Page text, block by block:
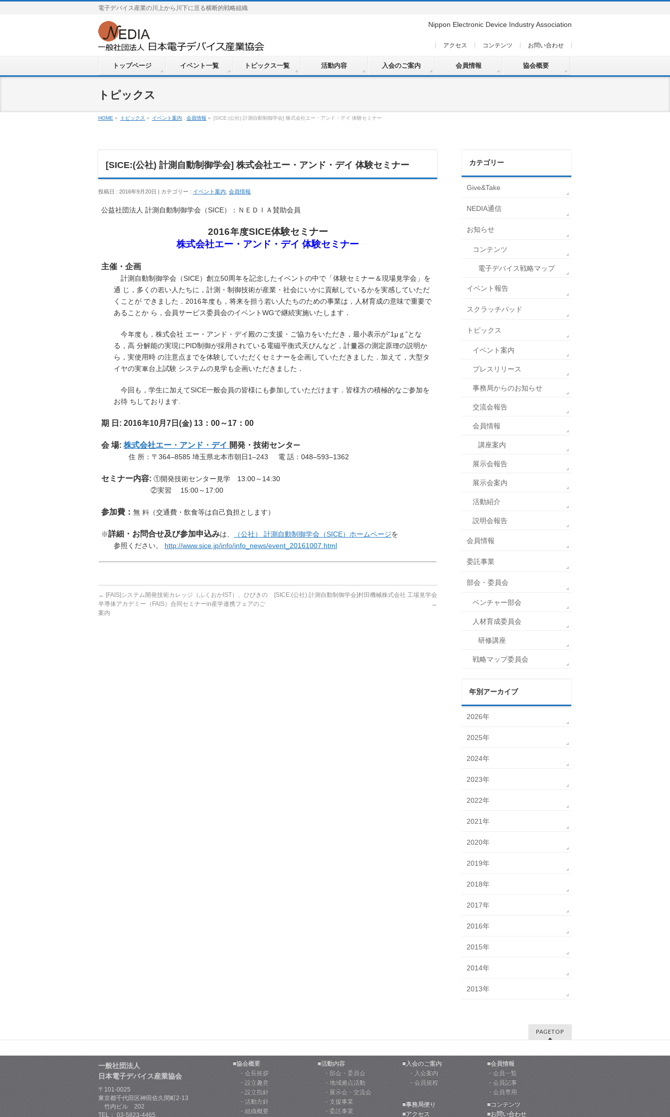
電子デバイス産業の川上から川下に亘る横断的戦略組織
Nippon Electronic Device Industry Association
アクセス コンテンツ お問い合わせ
トップページ イベント一覧 トピックス一覧 活動内容 入会のご案内 会員情報 協会概要
トピックス
HOME » トピックス » イベント案内 会員情報 » [SICE:(公社) 計測自動制御学会] 株式会社エー・アンド・デイ 体験セミナー
[SICE:(公社) 計測自動制御学会] 株式会社エー・アンド・デイ 体験セミナー
投稿日 : 2016年9月20日 | カテゴリー : イベント案内 会員情報
公益社団法人 計測自動制御学会（SICE）：ＮＥＤＩＡ賛助会員
2016年度SICE体験セミナー
株式会社エー・アンド・デイ 体験セミナー
主催・企画
計測自動制御学会（SICE）創立50周年を記念したイベントの中で「体験セミナー＆現場見学会」を
通 じ，多くの若い人たちに，計測・制御技術が産業・社会にいかに貢献しているかを実感していただ
くことが できました．2016年度も，将来を担う若い人たちのための事業は，人材育成の意味で重要で
あることか ら，会員サービス委員会のイベントWGで継続実施いたします．
今年度も，株式会社 エー・アンド・デイ殿のご支援・ご協力をいただき，最小表示が“1μｇ”とな
る，高 分解能の実現にPID制御が採用されている電磁平衡式天びんなど，計量器の測定原理の説明か
ら，実使用時 の注意点までを体験していただくセミナーを企画していただきました．加えて，大型タ
イヤの実車台上試験 システムの見学も企画いただきました．
今回も，学生に加えてSICE一般会員の皆様にも参加していただけます．皆様方の積極的なご参加を
お待 ちしております.
期 日: 2016年10月7日(金) 13：00～17：00
会 場: 株式会社エー ・ アン ド ・ デイ 開発 ・ 技術センター
住 所：〒364‒8585 埼玉県北本市朝日1‒243 電 話：048‒593‒1362
セ ミ ナー内容: ①開発技術センター見学 13:00～14:30
②実習 15:00～17:00
参加費： 無 料（交通費・飲食等は自己負担とします）
※詳細・お問合せ及び参加申込みは、 （公社） 計測自動制御学会（SICE）ホームページを
参照ください。 http://www.sice.jp/info/info_news/event_20161007.html
← [FAIS]システム開発技術カレッジ（ふくおかIST）、ひびきの
半導体アカデミー（FAIS）合同セミナーin産学連携フェアのご
案内
[SICE:(公社) 計測自動制御学会]村田機械株式会社 工場見学会
→
カテゴリー
Give&Take
NEDIA通信
お知らせ
コンテンツ
電子デバイス戦略マップ
イベント報告
スクラッチパッド
トピックス
イベント案内
プレスリリース
事務局からのお知らせ
交流会報告
会員情報
講座案内
展示会報告
展示会案内
活動紹介
説明会報告
会員情報
委託事業
部会・委員会
ベンチャー部会
人材育成委員会
研修講座
戦略マップ委員会
年別アーカイブ
2026年
2025年
2024年
2023年
2022年
2021年
2020年
2019年
2018年
2017年
2016年
2015年
2014年
2013年
PAGETOP
一般社団法人
日本電子デバイス産業協会
〒101-0025
東京都千代田区神田佐久間町2-13
竹内ビル 202
TEL： 03-5823-4465
■協会概要
・会長挨拶
・設立趣意
・設立指針
・活動方針
・組織概要
■活動内容
・部会・委員会
・地域拠点活動
・展示会・交流会
・支援事業
・委託事業
■入会のご案内
・入会案内
・会員規程
■会員情報
・会員一覧
・会員記事
・会員専用
■事務局便り
■コンテンツ
■アクセス
■お問い合わせ